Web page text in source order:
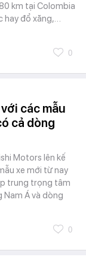
km tại Colombia
hay đổ xăng,…
0
các mẫu
cả dòng
Motors lên kế
xe mới từ nay
trung trọng tâm
Á và dòng
0